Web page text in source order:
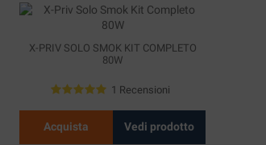
X-PRIV SOLO SMOK KIT COMPLETO
80W
1 Recensioni
Acquista Vedi prodotto